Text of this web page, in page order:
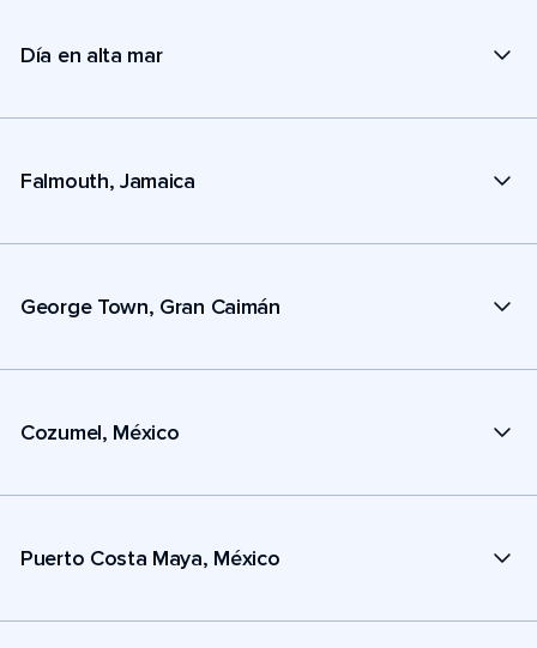
Día en alta mar
Falmouth, Jamaica
George Town, Gran Caimán
Cozumel, México
Puerto Costa Maya, México